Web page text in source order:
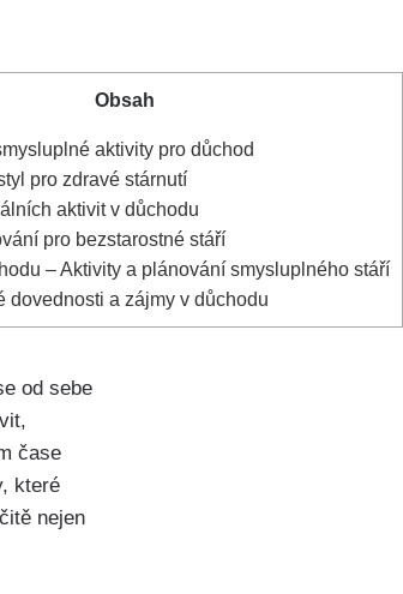
Obsah
aktivity pro důchod
pro zdravé stárnutí
aktivit v důchodu
pro bezstarostné stáří
– Aktivity a plánování smysluplného stáří
dovednosti a zájmy v důchodu
od sebe
čase
které
nejen